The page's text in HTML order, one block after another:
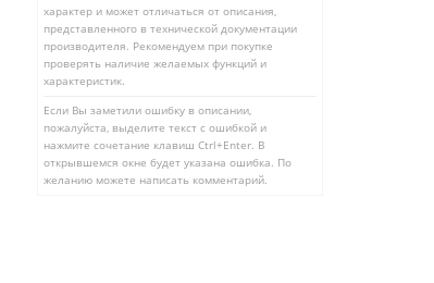
характер и может отличаться от описания,
представленного в технической документации
производителя. Рекомендуем при покупке
проверять наличие желаемых функций и
характеристик.
Если Вы заметили ошибку в описании,
пожалуйста, выделите текст с ошибкой и
нажмите сочетание клавиш Ctrl+Enter. В
открывшемся окне будет указана ошибка. По
желанию можете написать комментарий.